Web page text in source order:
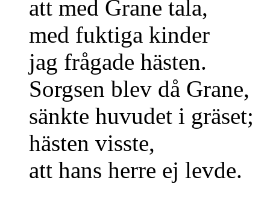
att med Grane tala,
med fuktiga kinder
jag frågade hästen.
Sorgsen blev då Grane,
sänkte huvudet i gräset;
hästen visste,
att hans herre ej levde.